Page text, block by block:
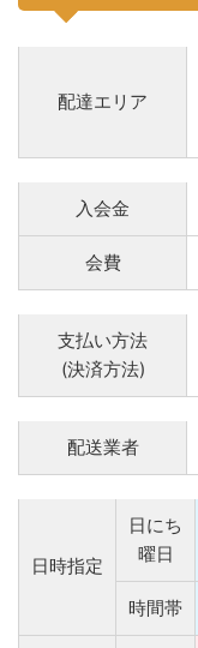
配達エリア
入会金
会費
支払い方法
(決済方法)
配送業者
日時指定
日にち
曜日
時間帯